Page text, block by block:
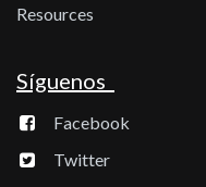
Resources
Síguenos
Facebook
Twitter